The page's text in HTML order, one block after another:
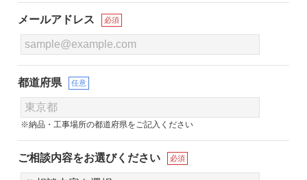
メールアドレス 必須
都道府県 任意
※納品・工事場所の都道府県をご記入ください
ご相談内容をお選びください 必須